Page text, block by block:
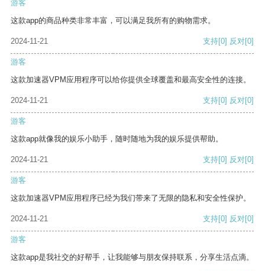
游客
这款app的商品种类非常丰富，可以满足我所有的购物需求。
2024-11-21 支持[0] 反对[0]
游客
这款加速器VPM应用程序可以给你提供全球覆盖和最高安全性的连接。
2024-11-21 支持[0] 反对[0]
游客
这款app就像我的娱乐小助手，随时随地为我的娱乐提供帮助。
2024-11-21 支持[0] 反对[0]
游客
这款加速器VPM应用程序已经为我们带来了无限的隐私和安全性保护。
2024-11-21 支持[0] 反对[0]
游客
这款app是我社交的好帮手，让我能够与朋友保持联系，分享生活点滴。